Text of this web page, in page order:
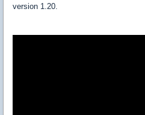
version 1.20.